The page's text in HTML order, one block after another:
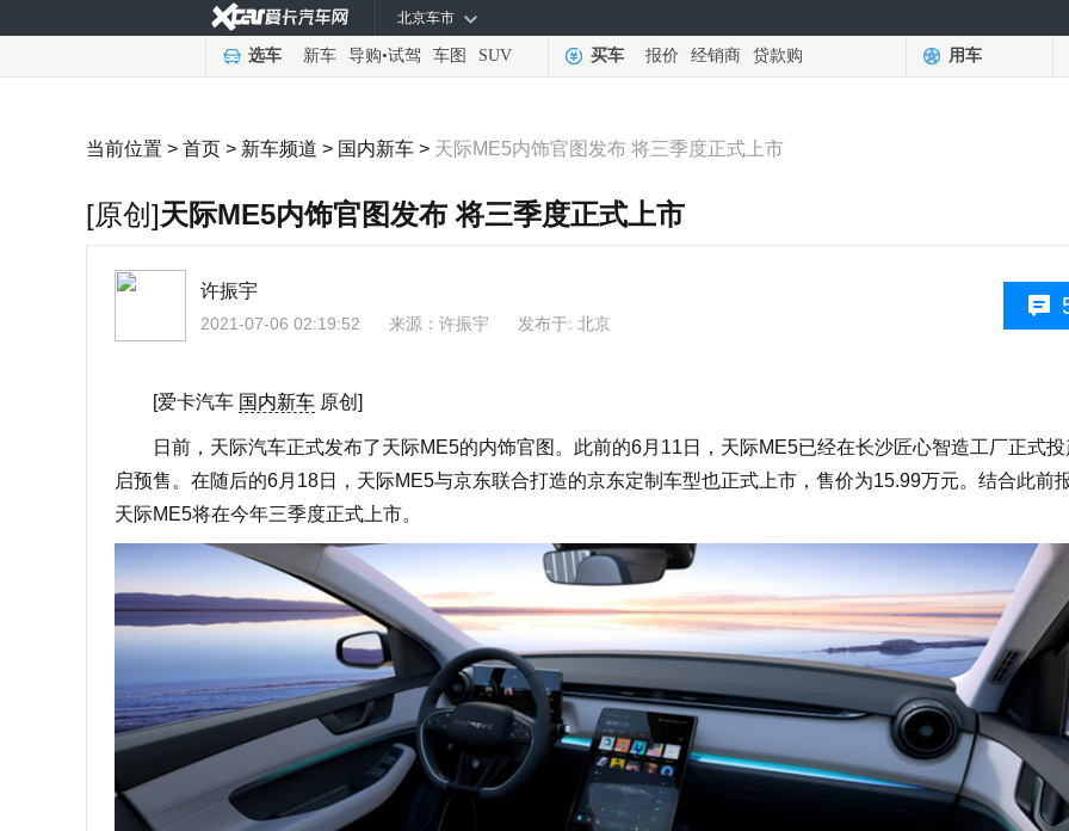
北京车市
选车 新车 导购•试驾 车图 SUV 买车 报价 经销商 贷款购 用车
当前位置 > 首页 > 新车频道 > 国内新车 > 天际ME5内饰官图发布 将三季度正式上市
[原创]天际ME5内饰官图发布 将三季度正式上市
许振宇
2021-07-06 02:19:52 来源： 许振宇 发布于: 北京
[爱卡汽车 国内新车 原创]
日前，天际汽车正式发布了天际ME5的内饰官图。此前的6月11日，天际ME5已经在长沙匠心智造工厂正式投
启预售。在随后的6月18日，天际ME5与京东联合打造的京东定制车型也正式上市，售价为15.99万元。结合此前
天际ME5将在今年三季度正式上市。